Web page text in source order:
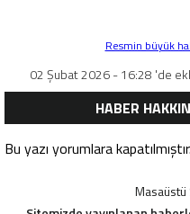
Resmin büyük
02 Şubat 2026 - 16:28 'de
HABER
Bu yazı yorumlara kapatılmıştır.